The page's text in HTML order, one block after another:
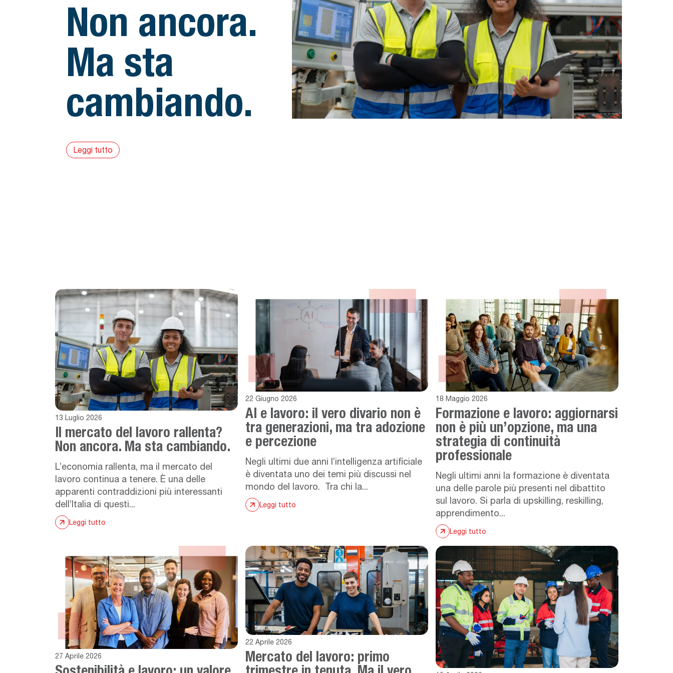
Non ancora.
Ma sta
cambiando.
Leggi tutto
13 Luglio 2026
Il mercato del lavoro rallenta?
Non ancora. Ma sta cambiando.
L’economia rallenta, ma il mercato del
lavoro continua a tenere. È una delle
apparenti contraddizioni più interessanti
dell’Italia di questi...
Leggi tutto
22 Giugno 2026
AI e lavoro: il vero divario non è
tra generazioni, ma tra adozione
e percezione
Negli ultimi due anni l’intelligenza artificiale
è diventata uno dei temi più discussi nel
mondo del lavoro. Tra chi la...
Leggi tutto
18 Maggio 2026
Formazione e lavoro: aggiornarsi
non è più un’opzione, ma una
strategia di continuità
professionale
Negli ultimi anni la formazione è diventata
una delle parole più presenti nel dibattito
sul lavoro. Si parla di upskilling, reskilling,
apprendimento...
Leggi tutto
27 Aprile 2026
22 Aprile 2026
Mercato del lavoro: primo